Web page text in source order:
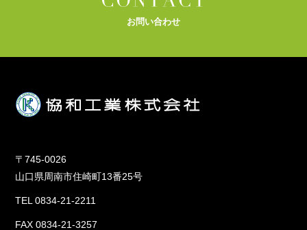
お問い合わせ
〒745-0026
山口県周南市住崎町13番25号
TEL 0834-21-2211
FAX 0834-21-3257